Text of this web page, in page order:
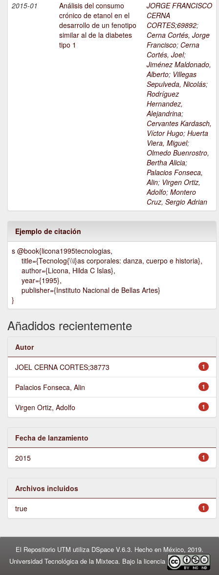
2015-01
Análisis del consumo
crónico de etanol en el
desarrollo de un fenotipo
similar al de la diabetes
tipo 1
JORGE FRANCISCO
CERNA
CORTES;69892;
Cerna Cortés, Jorge
Francisco; Cerna
Cortés, Joel;
Jiménez Maldonado,
Alberto; Villegas
Sepulveda, Nicolás;
Rodríguez
Hernandez,
Alejandrina;
Cervantes Kardasch,
Víctor Hugo; Huerta
Viera, Miguel;
Olmedo Buenrostro,
Bertha Alicia;
Palacios Fonseca,
Alin; Virgen Ortiz,
Adolfo; Montero
Cruz, Sergio Adrian
Ejemplo de citación
s @book{licona1995tecnologias,
title={Tecnolog{\\i}as corporales: danza, cuerpo e historia},
author={Licona, Hilda C Islas},
year={1995},
publisher={Instituto Nacional de Bellas Artes}
}
Añadidos recientemente
Autor
1
JOEL CERNA CORTES;38773
1
Palacios Fonseca, Alin
1
Virgen Ortiz, Adolfo
Fecha de lanzamiento
1
2015
Archivos incluidos
1
true
El Repositorio UTM utiliza DSpace V.6.3. Hecho en México, 2019.
Universidad Tecnológica de la Mixteca. Bajo la licencia